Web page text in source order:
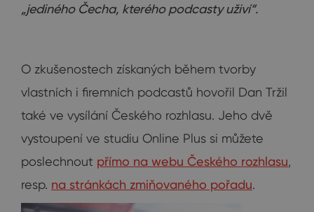
„jediného Čecha, kterého podcasty uživí“.
O zkušenostech získaných během tvorby
vlastních i firemních podcastů hovořil Dan Tržil
také ve vysílání Českého rozhlasu. Jeho dvě
vystoupení ve studiu Online Plus si můžete
poslechnout přímo na webu Českého rozhlasu,
resp. na stránkách zmiňovaného pořadu.